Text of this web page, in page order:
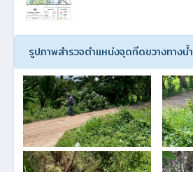
รูปภาพสำรวจตำแหน่งจุดกีดขวางทางน้ำ